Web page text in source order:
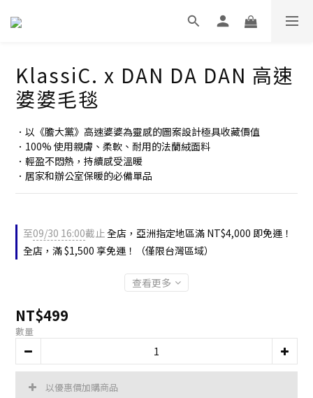
KlassiC. x DAN DA DAN 高速
婆婆毛毯
．以《膽大黨》高速婆婆為靈感的圖案設計極具收藏價值
．100% 使用親膚、柔軟、耐用的法蘭絨面料
．輕盈不悶熱，持續感受溫暖
．居家和辦公室保暖的必備單品
至09/30 16:00截止全店，亞洲指定地區滿 NT$4,000 即免運！
全店，滿 $1,500 享免運！（僅限台灣區域）
查看更多
NT$499
數量
以優惠價加購商品